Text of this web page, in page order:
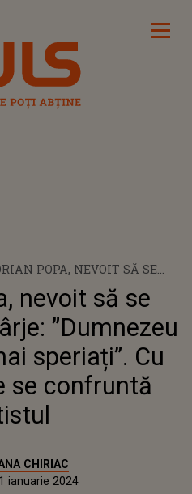
POPA, NEVOIT SĂ SE
ÎN CÂRJE:
ȘTIE, NU MĂ MAI
CU CE PROBLEME SE
ARTISTUL
nevoit să se
”Dumnezeu
speriați”. Cu
se confruntă
CHIRIAC
ianuarie 2024